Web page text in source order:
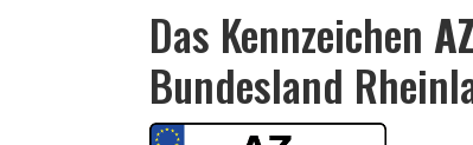
Das Kennzeichen AZ
Bundesland